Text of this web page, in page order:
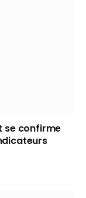
se confirme